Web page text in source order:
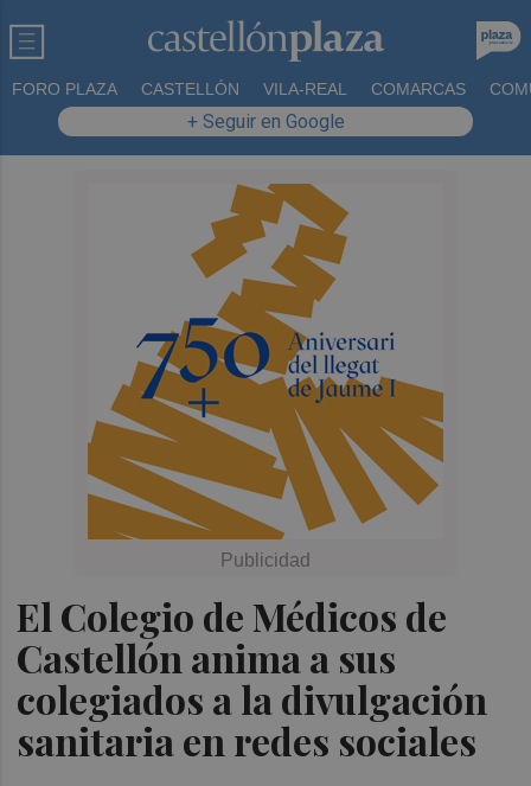
FORO PLAZA CASTELLÓN VILA-REAL COMARCAS
+ Seguir en Google
El Colegio de Médicos de
Castellón anima a sus
colegiados a la divulgación
sanitaria en redes sociales